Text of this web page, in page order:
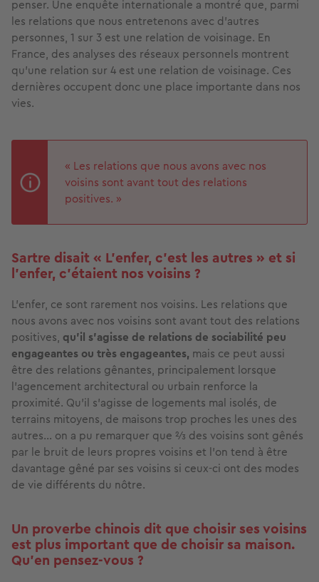
penser. Une enquête internationale a montré que, parmi
les relations que nous entretenons avec d’autres
personnes, 1 sur 3 est une relation de voisinage. En
France, des analyses des réseaux personnels montrent
qu’une relation sur 4 est une relation de voisinage. Ces
dernières occupent donc une place importante dans nos
vies.
« Les relations que nous avons avec nos
voisins sont avant tout des relations
positives. »
Sartre disait « L’enfer, c’est les autres » et si
l'enfer, c’étaient nos voisins ?
L’enfer, ce sont rarement nos voisins. Les relations que
nous avons avec nos voisins sont avant tout des relations
positives, qu’il s’agisse de relations de sociabilité peu
engageantes ou très engageantes, mais ce peut aussi
être des relations gênantes, principalement lorsque
l’agencement architectural ou urbain renforce la
proximité. Qu’il s’agisse de logements mal isolés, de
terrains mitoyens, de maisons trop proches les unes des
autres… on a pu remarquer que ⅔ des voisins sont gênés
par le bruit de leurs propres voisins et l’on tend à être
davantage gêné par ses voisins si ceux-ci ont des modes
de vie différents du nôtre.
Un proverbe chinois dit que choisir ses voisins
est plus important que de choisir sa maison.
Qu’en pensez-vous ?